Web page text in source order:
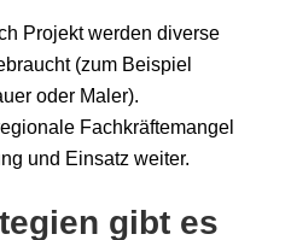
Projekt werden diverse
(zum Beispiel
oder Maler).
Fachkräftemangel
und Einsatz weiter.
gibt es